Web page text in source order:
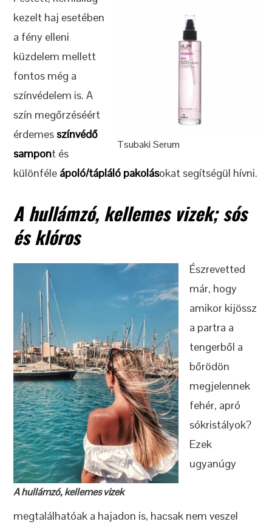
Tsubaki Serum
kezelt haj esetében
a fény elleni
küzdelem mellett
fontos még a
színvédelem is. A
szín megőrzéséért
érdemesszínvédő
sampont és
különféle ápoló/tápláló pakolásokat segítségül hívni.
A hullámzó, kellemes vizek; sós
és klóros
A hullámzó, kellemes vizek
Észrevetted
már, hogy
amikor kijössz
a partra a
tengerből a
bőrödön
megjelennek
fehér, apró
sókristályok?
Ezek
ugyanúgy
megtalálhatóak a hajadon is, hacsak nem veszel